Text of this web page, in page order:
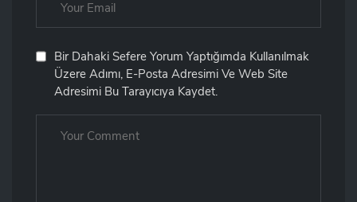
Bir Dahaki Sefere Yorum Yaptığımda Kullanılmak
Üzere Adımı, E-Posta Adresimi Ve Web Site
Adresimi Bu Tarayıcıya Kaydet.